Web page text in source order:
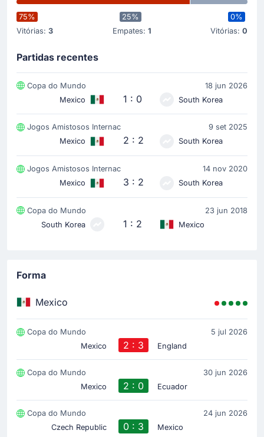
75%
Vitórias: 3
25%
Empates: 1
0%
Vitórias: 0
Partidas recentes
Copa do Mundo
18 jun 2026
Mexico
1 : 0 South Korea
Jogos Amistosos Internac
9 set 2025
Mexico
2 : 2 South Korea
Jogos Amistosos Internac
14 nov 2020
Mexico
3 : 2 South Korea
Copa do Mundo
23 jun 2018
South Korea
1 : 2 Mexico
Forma
Mexico
Copa do Mundo
5 jul 2026
Mexico
2 : 3 England
Copa do Mundo
30 jun 2026
Mexico
2 : 0 Ecuador
Copa do Mundo
24 jun 2026
Czech Republic
0 : 3 Mexico